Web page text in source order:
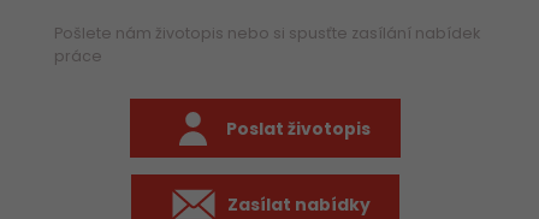
Pošlete nám životopis nebo si spusťte zasílání nabídek
práce
Poslat životopis
Zasílat nabídky